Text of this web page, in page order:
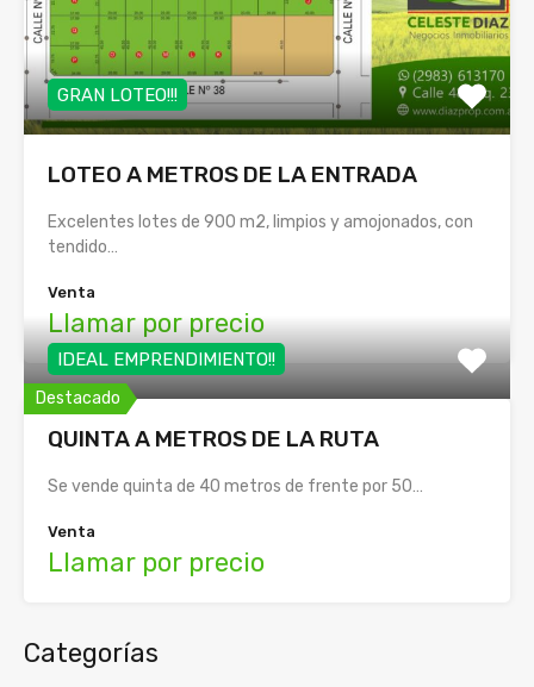
GRAN LOTEO!!!
LOTEO A METROS DE LA ENTRADA
Excelentes lotes de 900 m2, limpios y amojonados, con
tendido…
Venta
Llamar por precio
Destacado
IDEAL EMPRENDIMIENTO!!
QUINTA A METROS DE LA RUTA
Se vende quinta de 40 metros de frente por 50…
Venta
Llamar por precio
Categorías